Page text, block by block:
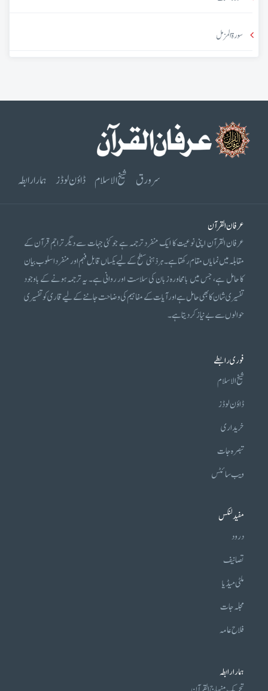
سورۃ المزمل
سرورق شیخ الاسلام ڈاؤن لوڈز ہمارا رابطہ
عرفان القرآن
عرفان القرآن اپنی نوعیت کا ایک منفرد ترجمہ ہے جو کئی جہات سے دیگر تراجم قرآن کے
مقابلہ میں نمایاں مقام رکھتا ہے۔ ہر ذہنی سطح کے لیے یکساں قابل فہم اور منفرد اسلوب بیان
کا حامل ہے، جس میں بامحاورہ زبان کی سلاست اور روانی ہے۔ یہ ترجمہ ہونے کے باوجود
تفسیری شان کا بھی حامل ہے اور آیات کے مفاہیم کی وضاحت جاننے کے لیے قاری کو تفسیری
حوالوں سے بے نیاز کر دیتا ہے۔
فوری رابطے
شیخ الاسلام
ڈاؤن لوڈز
خریداری
تبصرہ جات
ویب سائٹس
مفید لنکس
درود
تصانیف
ملٹی میڈیا
مجلہ جات
فلاح عامہ
ہمارا رابطہ